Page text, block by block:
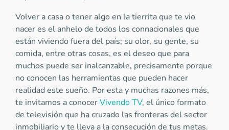
Volver a casa o tener algo en la tierrita que te vio
nacer es el anhelo de todos los connacionales que
están viviendo fuera del país; su olor, su gente, su
comida, entre otras cosas, es el deseo que para
muchos puede ser inalcanzable, precisamente porque
no conocen las herramientas que pueden hacer
realidad este sueño. Por esta y muchas razones más,
te invitamos a conocerVivendo TV, el único formato
de televisión que ha cruzado las fronteras del sector
inmobiliario y te lleva a la consecución de tus metas.